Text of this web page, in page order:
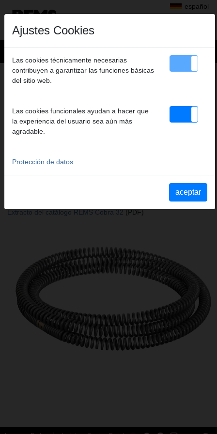
español
Productos>
Inspección de tubos y canalizaciones, Limpieza de tubos y
ESPIRAL LIMPIA TUBERIAS S
Ø 32 MM X 4 M
Extracto del catálogo Accesorios para REMS Cobra 22/32(PDF)
Extracto del catálogo REMS Cobra 32(PDF)
Ajustes Cookies
Las cookies técnicamente necesarias
contribuyen a garantizar las funciones básicas
del sitio web.
Las cookies funcionales ayudan a hacer que
la experiencia del usuario sea aún más
agradable.
Protección de datos
aceptar